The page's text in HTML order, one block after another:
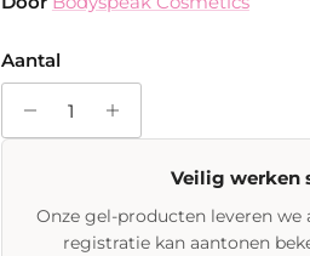
Aantal
Veilig werken
Onze gel-producten leveren
registratie kan aantonen